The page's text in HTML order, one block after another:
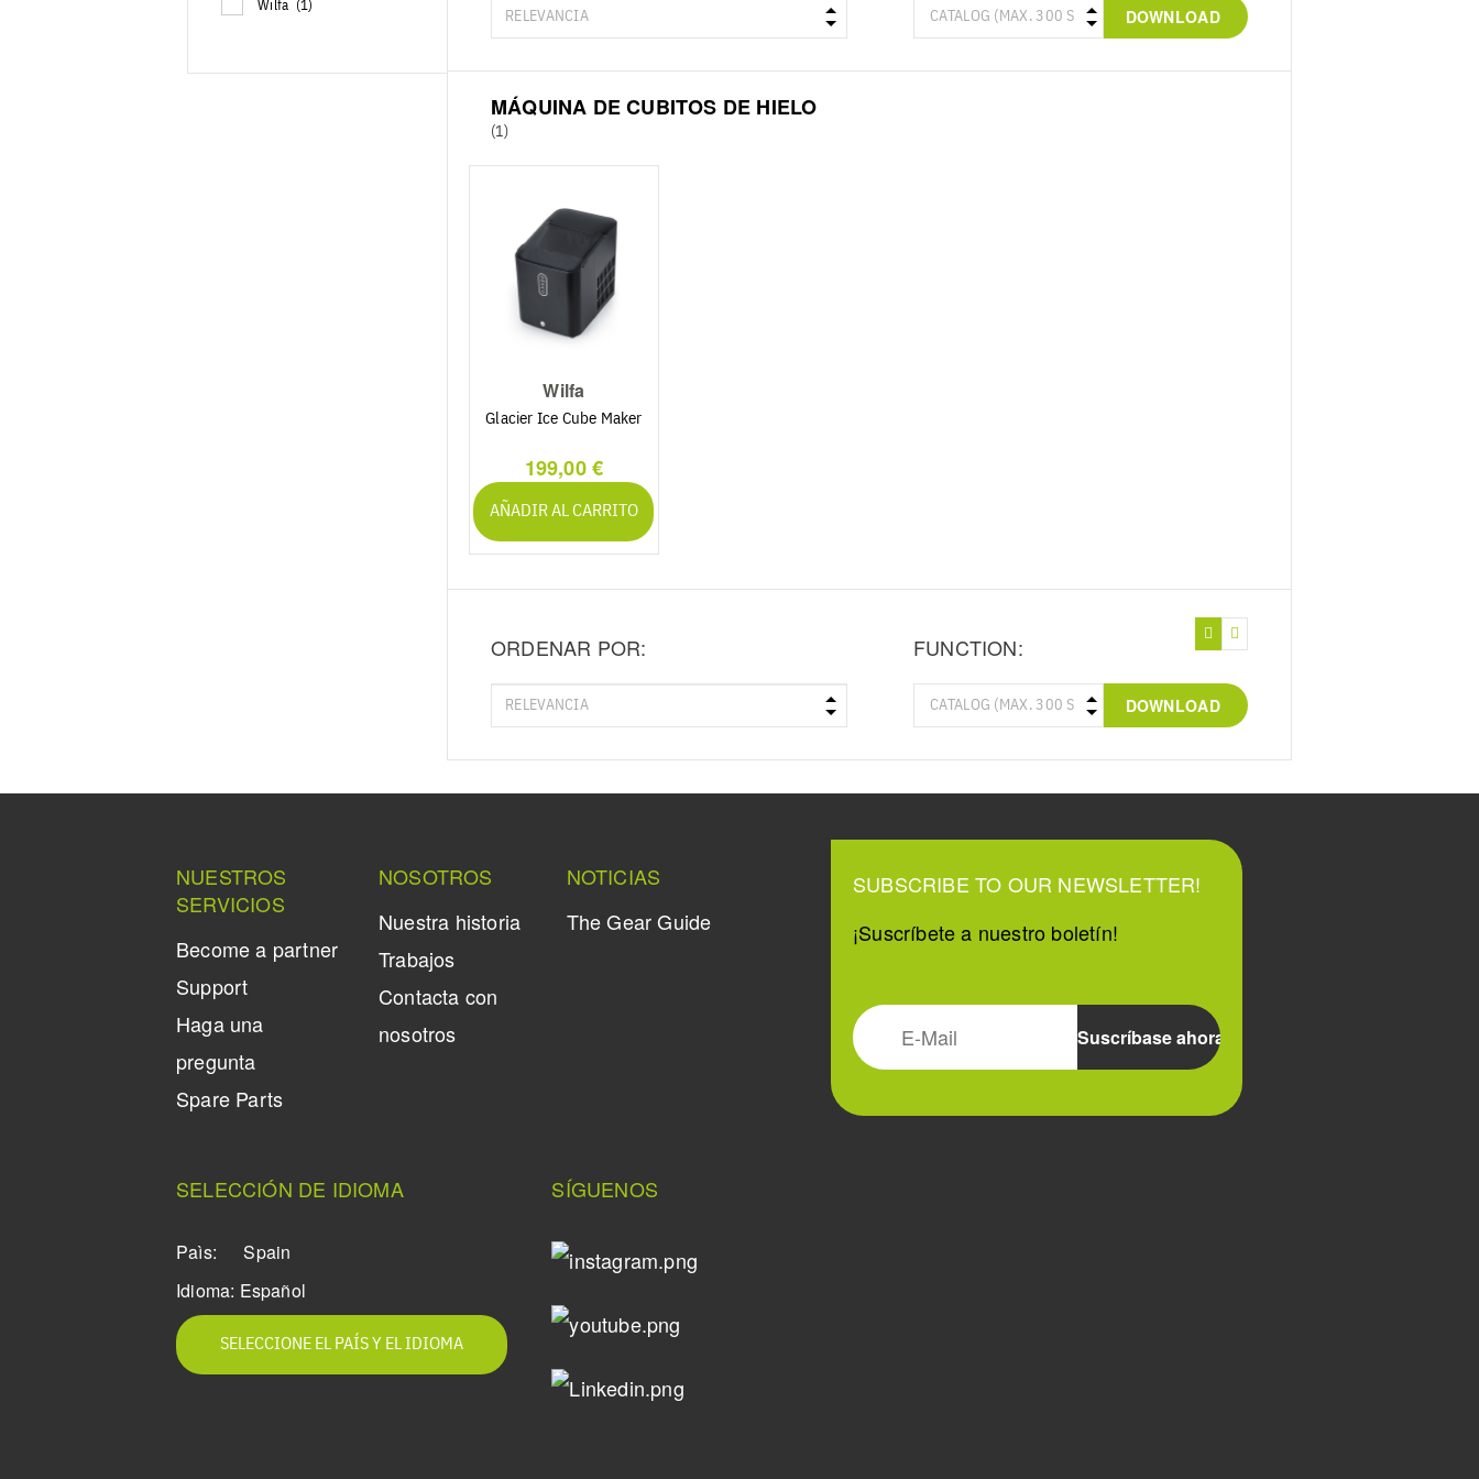
Wilfa (1) DOWNLOAD
MÁQUINA DE CUBITOS DE HIELO
(1)
Wilfa
Glacier Ice Cube Maker
199,00 €
AÑADIR AL CARRITO
ORDENAR POR: FUNCTION:
DOWNLOAD
NUESTROS
SERVICIOS
Become a partner
Support
Haga una
pregunta
Spare Parts
NOSOTROS
Nuestra historia
Trabajos
Contacta con
nosotros
NOTICIAS
The Gear Guide
SUBSCRIBE TO OUR NEWSLETTER!
¡Suscríbete a nuestro boletín!
SÍGUENOS
SELECCIÓN DE IDIOMA
Paìs:
Spain
Idioma: Español
SELECCIONE EL PAÍS Y EL IDIOMA